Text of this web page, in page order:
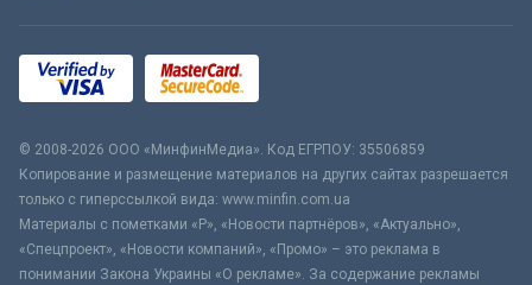
© 2008-2026 ООО «МинфинМедиа». Код ЕГРПОУ: 35506859
Копирование и размещение материалов на других сайтах разрешается
только с гиперссылкой вида: www.minfin.com.ua
Материалы с пометками «Р», «Новости партнёров», «Актуально»,
«Спецпроект», «Новости компаний», «Промо» – это реклама в
понимании Закона Украины «О рекламе». За содержание рекламы